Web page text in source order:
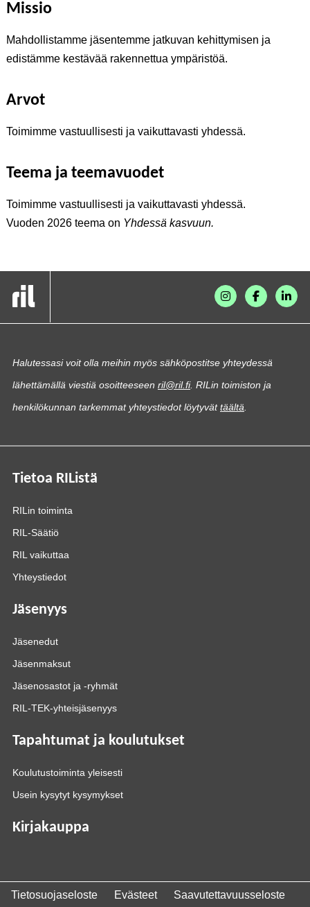
Missio
Mahdollistamme jäsentemme jatkuvan kehittymisen ja
edistämme kestävää rakennettua ympäristöä.
Arvot
Toimimme vastuullisesti ja vaikuttavasti yhdessä.
Teema ja teemavuodet
Toimimme vastuullisesti ja vaikuttavasti yhdessä.
Vuoden 2026 teema on Yhdessä kasvuun.
Halutessasi voit olla meihin myös sähköpostitse yhteydessä
lähettämällä viestiä osoitteeseen ril@ril.fi. RILin toimiston ja
henkilökunnan tarkemmat yhteystiedot löytyvättäältä.
Tietoa RIListä
RILin toiminta
RIL-Säätiö
RIL vaikuttaa
Yhteystiedot
Jäsenyys
Jäsenedut
Jäsenmaksut
Jäsenosastot ja -ryhmät
RIL-TEK-yhteisjäsenyys
Tapahtumat ja koulutukset
Koulutustoiminta yleisesti
Usein kysytyt kysymykset
Kirjakauppa
Tietosuojaseloste Evästeet Saavutettavuusseloste